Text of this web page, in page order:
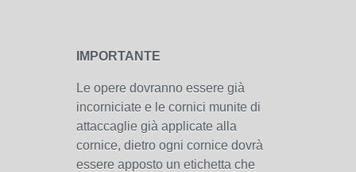
IMPORTANTE
Le opere dovranno essere già
incorniciate e le cornici munite di
attaccaglie già applicate alla
cornice, dietro ogni cornice dovrà
essere apposto un etichetta che